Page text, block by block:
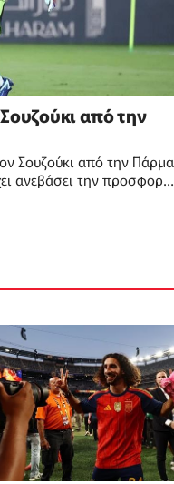
από την
Σουζούκι από την Πάρμα
ανεβάσει την προσφορά